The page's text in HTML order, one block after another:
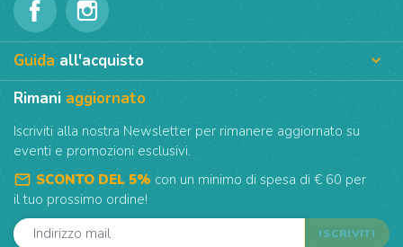
Guida all'acquisto 
Rimani aggiornato
Iscriviti alla nostra Newsletter per rimanere aggiornato su
eventi e promozioni esclusivi.
mail_outline SCONTO DEL 5% con un minimo di spesa di € 60 per
il tuo prossimo ordine!